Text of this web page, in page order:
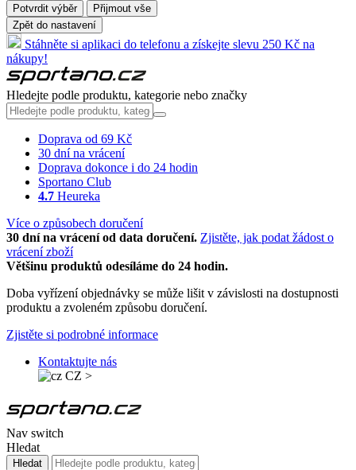
Potvrdit výběr
Přijmout vše
Zpět do nastavení
Stáhněte si aplikaci do telefonu a získejte slevu 250 Kč na
nákupy!
Hledejte podle produktu, kategorie nebo značky
Doprava od 69 Kč
30 dní na vrácení
Doprava dokonce i do 24 hodin
Sportano Club
4.7 Heureka
Více o způsobech doručení
30 dní na vrácení od data doručení. Zjistěte, jak podat žádost o
vrácení zboží
Většinu produktů odesíláme do 24 hodin.
Doba vyřízení objednávky se může lišit v závislosti na dostupnosti
produktu a zvoleném způsobu doručení.
Zjistěte si podrobné informace
Kontaktujte nás
CZ >
Nav switch
Hledat
Hledat